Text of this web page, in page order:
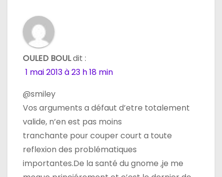
OULED BOULdit :
1 mai 2013 à 23 h 18 min
@smiley
Vos arguments a défaut d’etre totalement
valide, n’en est pas moins
tranchante pour couper court a toute
reflexion des problématiques
importantes.De la santé du gnome ,je me